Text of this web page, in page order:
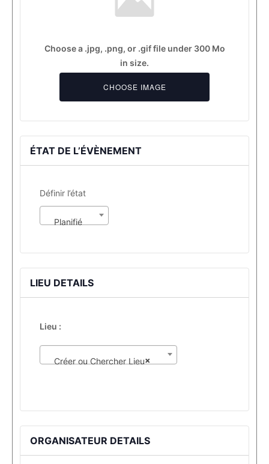
Choose a .jpg, .png, or .gif file under 300 Mo
in size.
CHOOSE IMAGE
ÉTAT DE L’ÉVÈNEMENT
Définir l’étatDéfinir
l’état
Planifié
LIEU DETAILS
Lieu :
×
Créer ou Chercher Lieu
ORGANISATEUR DETAILS